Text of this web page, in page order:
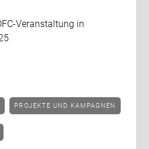
Veranstaltung in
PROJEKTE UND KAMPAGNEN